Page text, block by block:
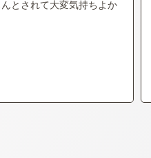
とされて大変気持ちよか